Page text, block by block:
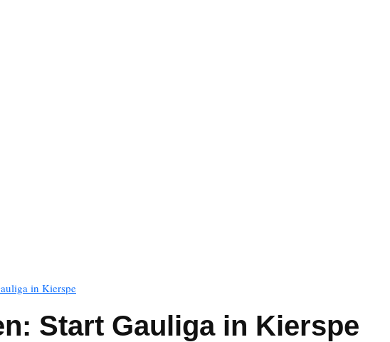
in Kierspe
Start Gauliga in Kierspe